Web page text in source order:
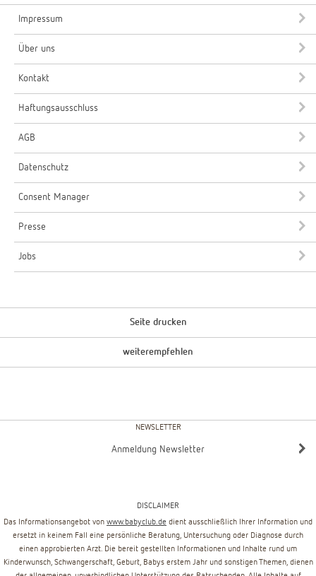
Impressum
Über uns
Kontakt
Haftungsausschluss
AGB
Datenschutz
Consent Manager
Presse
Jobs
Seite drucken
weiterempfehlen
NEWSLETTER
Anmeldung Newsletter
DISCLAIMER
Das Informationsangebot von www.babyclub.de dient ausschließlich Ihrer Information und
ersetzt in keinem Fall eine persönliche Beratung, Untersuchung oder Diagnose durch
einen approbierten Arzt. Die bereit gestellten Informationen und Inhalte rund um
Kinderwunsch, Schwangerschaft, Geburt, Babys erstem Jahr und sonstigen Themen, dienen